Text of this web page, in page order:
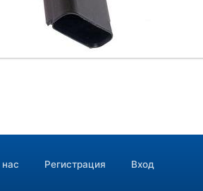
Регистрация Вход